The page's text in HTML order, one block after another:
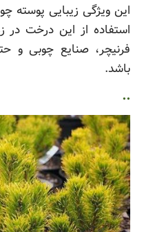
این ویژگی زیبایی
استفاده از این درخت
فرنیچر، صنایع چوبی و
باشد.
..